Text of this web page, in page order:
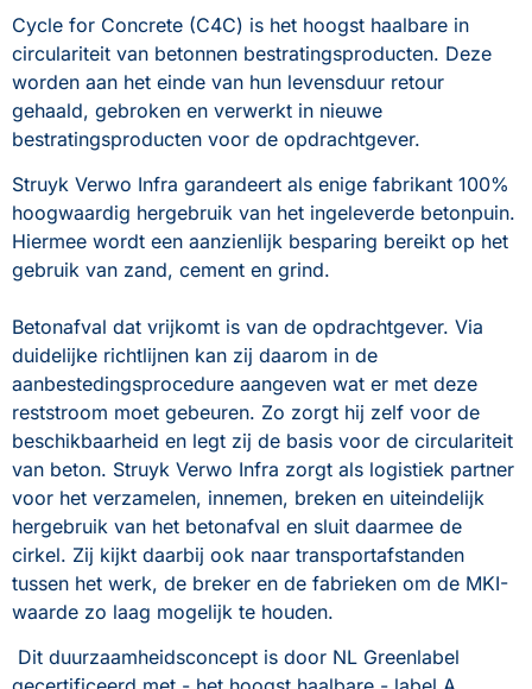
Cycle for Concrete (C4C) is het hoogst haalbare in
circulariteit van betonnen bestratingsproducten. Deze
worden aan het einde van hun levensduur retour
gehaald, gebroken en verwerkt in nieuwe
bestratingsproducten voor de opdrachtgever.
Struyk Verwo Infra garandeert als enige fabrikant 100%
hoogwaardig hergebruik van het ingeleverde betonpuin.
Hiermee wordt een aanzienlijk besparing bereikt op het
gebruik van zand, cement en grind.
Betonafval dat vrijkomt is van de opdrachtgever. Via
duidelijke richtlijnen kan zij daarom in de
aanbestedingsprocedure aangeven wat er met deze
reststroom moet gebeuren. Zo zorgt hij zelf voor de
beschikbaarheid en legt zij de basis voor de circulariteit
van beton. Struyk Verwo Infra zorgt als logistiek partner
voor het verzamelen, innemen, breken en uiteindelijk
hergebruik van het betonafval en sluit daarmee de
cirkel. Zij kijkt daarbij ook naar transportafstanden
tussen het werk, de breker en de fabrieken om de MKI-
waarde zo laag mogelijk te houden.